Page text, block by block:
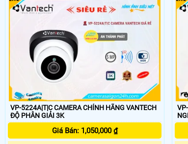
VP-5224A|T|C CAMERA CHÍNH HÃNG VANTECH
ĐỘ PHÂN GIẢI 3K
Giá Bán: 1,050,000 ₫
VP-